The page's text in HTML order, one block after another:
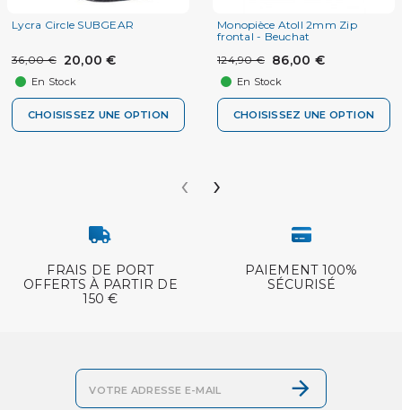
Lycra Circle SUBGEAR
36,00 € 20,00 €
En Stock
CHOISISSEZ UNE OPTION
Monopièce Atoll 2mm Zip
frontal - Beuchat
124,90 € 86,00 €
En Stock
CHOISISSEZ UNE OPTION
‹ ›
FRAIS DE PORT
OFFERTS À PARTIR DE
150 €
PAIEMENT 100%
SÉCURISÉ